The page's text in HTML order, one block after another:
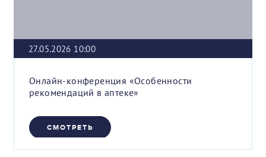
27.05.2026 10:00
Онлайн-конференция «Особенности
рекомендаций в аптеке»
СМОТРЕТЬ